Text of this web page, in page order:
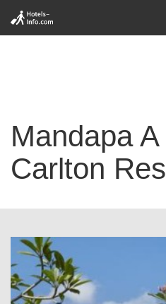
Mandapa
Carlton